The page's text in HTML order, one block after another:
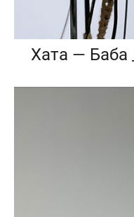
Хата — Баба